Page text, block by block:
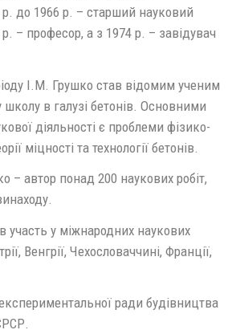
р. до 1966 р. – старший науковий
р. – професор, а з 1974 р. – завідувач
І.М. Грушко став відомим ученим
школу в галузі бетонів. Основними
діяльності є проблеми фізико-
міцності та технології бетонів.
– автор понад 200 наукових робіт,
участь у міжнародних наукових
Венгрії, Чехословаччині, Франції,
ради будівництва